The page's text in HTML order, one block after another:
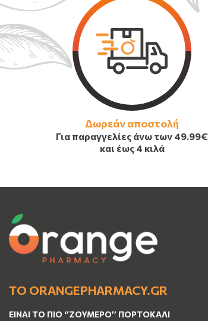
Δωρεάν αποστολή
Για παραγγελίες άνω των 49.99€
και έως 4 κιλά
ΤΟ ORANGEPHARMACY.GR
ΕΊΝΑΙ ΤO ΠΙΟ ‘’ΖΟΥΜΕΡΌ’’ ΠΟΡΤΟΚΑΛΊ